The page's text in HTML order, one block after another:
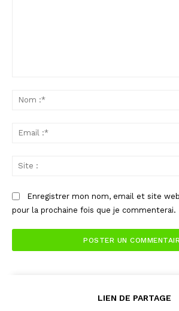
Enregistrer mon nom, email et site
pour la prochaine fois que je commenterai.
LIEN DE PARTAGE